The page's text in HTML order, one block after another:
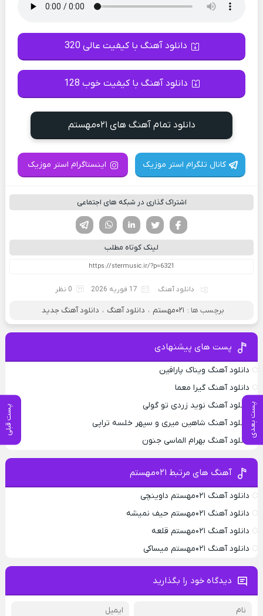
پست بعدی پست قبلی
دانلود آهنگ با کیفیت عالی 320
دانلود آهنگ با کیفیت خوب 128
دانلود تمام آهنگ های ۰۲۱مهستم
کانال تلگرام استر موزیک اینستاگرام استر موزیک
اشتراک گذاری در شبکه های اجتماعی
لینکدین تویتر
فیسوک
لینک کوتاه مطلب
دانلود آهنگ 17 فوریه 2026 0 نظر
برچسب ها : ۰۲۱مهستم ، دانلود آهنگ ، دانلود آهنگ جدید
پست های پیشنهادی
دانلود آهنگ ویناک پارافین
دانلود آهنگ گیرا معما
دانلود آهنگ نوید زردی تو گولی
دانلود آهنگ شاهین میری و سپهر خلسه تراپی
دانلود آهنگ بهرام الماسی جنون
آهنگ های مرتبط ۰۲۱مهستم
دانلود آهنگ ۰۲۱مهستم داوینچی
دانلود آهنگ ۰۲۱مهستم حیف نمیشه
دانلود آهنگ ۰۲۱مهستم قلعه
دانلود آهنگ ۰۲۱مهستم میساکی
دیدگاه خود را بگذارید